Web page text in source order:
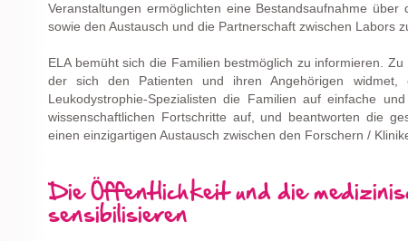
Veranstaltungen ermöglichten eine Bestandsaufnahme über
sowie den Austausch und die Partnerschaft zwischen Labors
ELA bemüht sich die Familien bestmöglich zu informieren.
der sich den Patienten und ihren Angehörigen widmet,
Leukodystrophie-Spezialisten die Familien auf einfache
wissenschaftlichen Fortschritte auf, und beantworten die
einen einzigartigen Austausch zwischen den Forschern /
Die Öffentlichkeit und die
sensibilisieren